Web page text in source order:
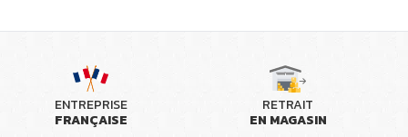
ENTREPRISE
FRANÇAISE
RETRAIT
EN MAGASIN